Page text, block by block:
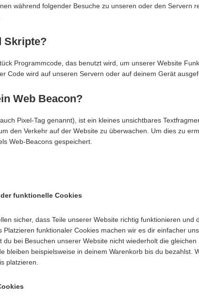
während folgender Besuche zu unseren oder den Servern
Skripte?
Programmcode, das benutzt wird, um unserer Website
Code wird auf unseren Servern oder auf deinem Gerät
Web Beacon?
Pixel-Tag genannt), ist ein kleines unsichtbares
den Verkehr auf der Website zu überwachen. Um dies zu
Web-Beacons gespeichert.
funktionelle Cookies
sicher, dass Teile unserer Website richtig funktionieren und
Platzieren funktionaler Cookies machen wir es dir einfacher
du bei Besuchen unserer Website nicht wiederholt die
bleiben beispielsweise in deinem Warenkorb bis du bezahlst.
platzieren.